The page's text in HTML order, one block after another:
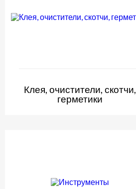
Клея, очистители, скотчи,
герметики